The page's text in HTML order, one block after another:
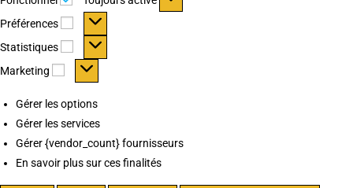
Préférences
Préférences
Statistiques Statistiques
Marketing Marketing
Gérer les options
Gérer les services
Gérer {vendor_count} fournisseurs
En savoir plus sur ces finalités